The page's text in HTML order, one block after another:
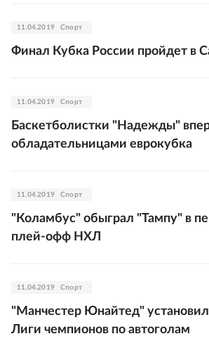
11.04.2019 Спорт
Финал Кубка России пройдет в
11.04.2019 Спорт
Баскетболистки "Надежды"
обладательницами еврокубка
11.04.2019 Спорт
"Коламбус" обыграл "Тампу" в
плей-офф НХЛ
11.04.2019 Спорт
"Манчестер Юнайтед"
Лиги чемпионов по автоголам